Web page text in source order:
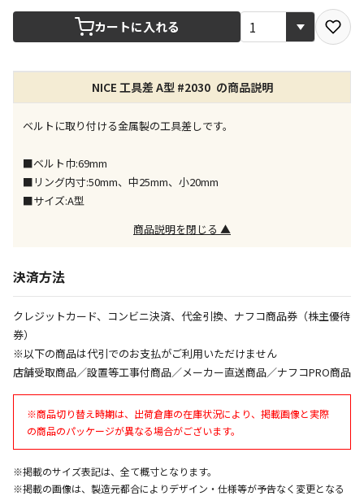
できません）
※同時購入の商品は、全て同じ店舗での受取となりま
す
特定の店舗のみで受取ができる商品です（宅配便での
※同時購入の商品は、全て同じ店舗での受取となりま
す
※ほか商品との同時購入はできません。お手数です
宅配のみでお届けする商品です（店舗受取は選択でき
同時購入が可能です
出荷いたします。
ただし、メーカーの営業日に基づき出荷手続きを行う
ため、通常よりお時間をいただく場合がございます。
また、日曜・祝日や年末年始などの長期休業期間中
は、休業明けからの出荷対応となります。
カートに入れる
NICE 工具差 A型 #2030 の商品説明
ベルトに取り付ける金属製の工具差しです。
■ベルト巾:69mm
■リング内寸:50mm、中25mm、小20mm
■サイズ:A型
商品説明を閉じる ▲
決済方法
クレジットカード、コンビニ決済、代金引換、ナフコ商品券（株主優待
券）
※以下の商品は代引でのお支払がご利用いただけません
店舗受取商品／設置等工事付商品／メーカー直送商品／ナフコPRO商品
※商品切り替え時期は、出荷倉庫の在庫状況により、掲載画像と実際
の商品のパッケージが異なる場合がございます。
※掲載のサイズ表記は、全て概寸となります。
※掲載の画像は、製造元都合によりデザイン・仕様等が予告なく変更となる